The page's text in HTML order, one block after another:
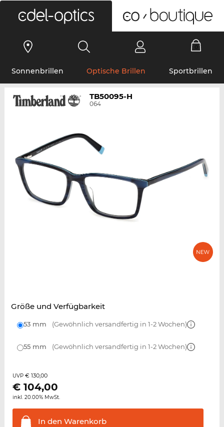
Sonnenbrillen Optische Brillen Sportbrillen
TB50095-H
064
Größe und Verfügbarkeit
53 mm (Gewöhnlich versandfertig in 1-2 Wochen)
55 mm (Gewöhnlich versandfertig in 1-2 Wochen)
UVP € 130,00
€ 104,00
inkl. 20.00% MwSt.
In den Warenkorb